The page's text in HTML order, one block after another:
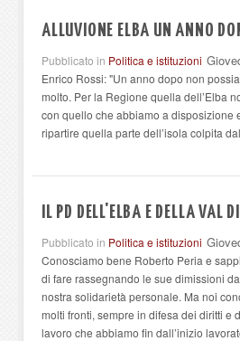
ALLUVIONE ELBA UN ANNO
Pubblicato in Politica e istituzioni
Enrico Rossi: "Un anno dopo non
molto. Per la Regione quella dell’Elba
con quello che abbiamo a disposizione
ripartire quella parte dell’isola colpita
IL PD DELL'ELBA E DELLA VAL
Pubblicato in Politica e istituzioni
Conosciamo bene Roberto Peria e
di fare rassegnando le sue dimissioni
nostra solidarietà personale. Ma noi
molti fronti, sempre in difesa dei diritti
lavoro che abbiamo fin dall’inizio